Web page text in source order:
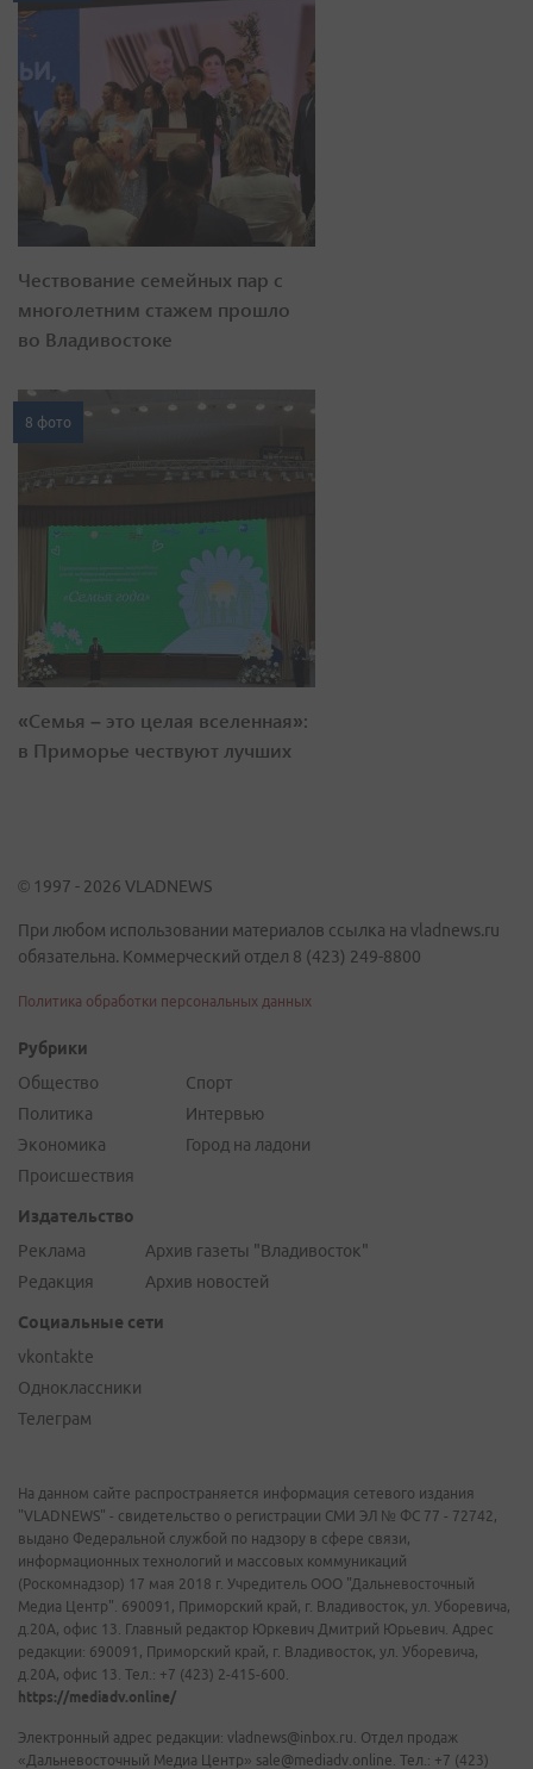
Чествование семейных пар с
многолетним стажем прошло
во Владивостоке
8 фото
«Семья – это целая вселенная»:
в Приморье чествуют лучших
© 1997 - 2026 VLADNEWS
При любом использовании материалов ссылка на vladnews.ru
обязательна. Коммерческий отдел 8 (423) 249-8800
Политика обработки персональных данных
Рубрики
Общество
Политика
Экономика
Происшествия
Спорт
Интервью
Город на ладони
Издательство
Реклама
Редакция
Архив газеты "Владивосток"
Архив новостей
Социальные сети
vkontakte
Одноклассники
Телеграм
На данном сайте распространяется информация сетевого издания
"VLADNEWS" - свидетельство о регистрации СМИ ЭЛ № ФС 77 - 72742,
выдано Федеральной службой по надзору в сфере связи,
информационных технологий и массовых коммуникаций
(Роскомнадзор) 17 мая 2018 г. Учредитель ООО "Дальневосточный
Медиа Центр". 690091, Приморский край, г. Владивосток, ул. Уборевича,
д.20А, офис 13. Главный редактор Юркевич Дмитрий Юрьевич. Адрес
редакции: 690091, Приморский край, г. Владивосток, ул. Уборевича,
д.20А, офис 13. Тел.: +7 (423) 2-415-600.
https://mediadv.online/
Электронный адрес редакции: vladnews@inbox.ru. Отдел продаж
«Дальневосточный Медиа Центр» sale@mediadv.online. Тел.: +7 (423)